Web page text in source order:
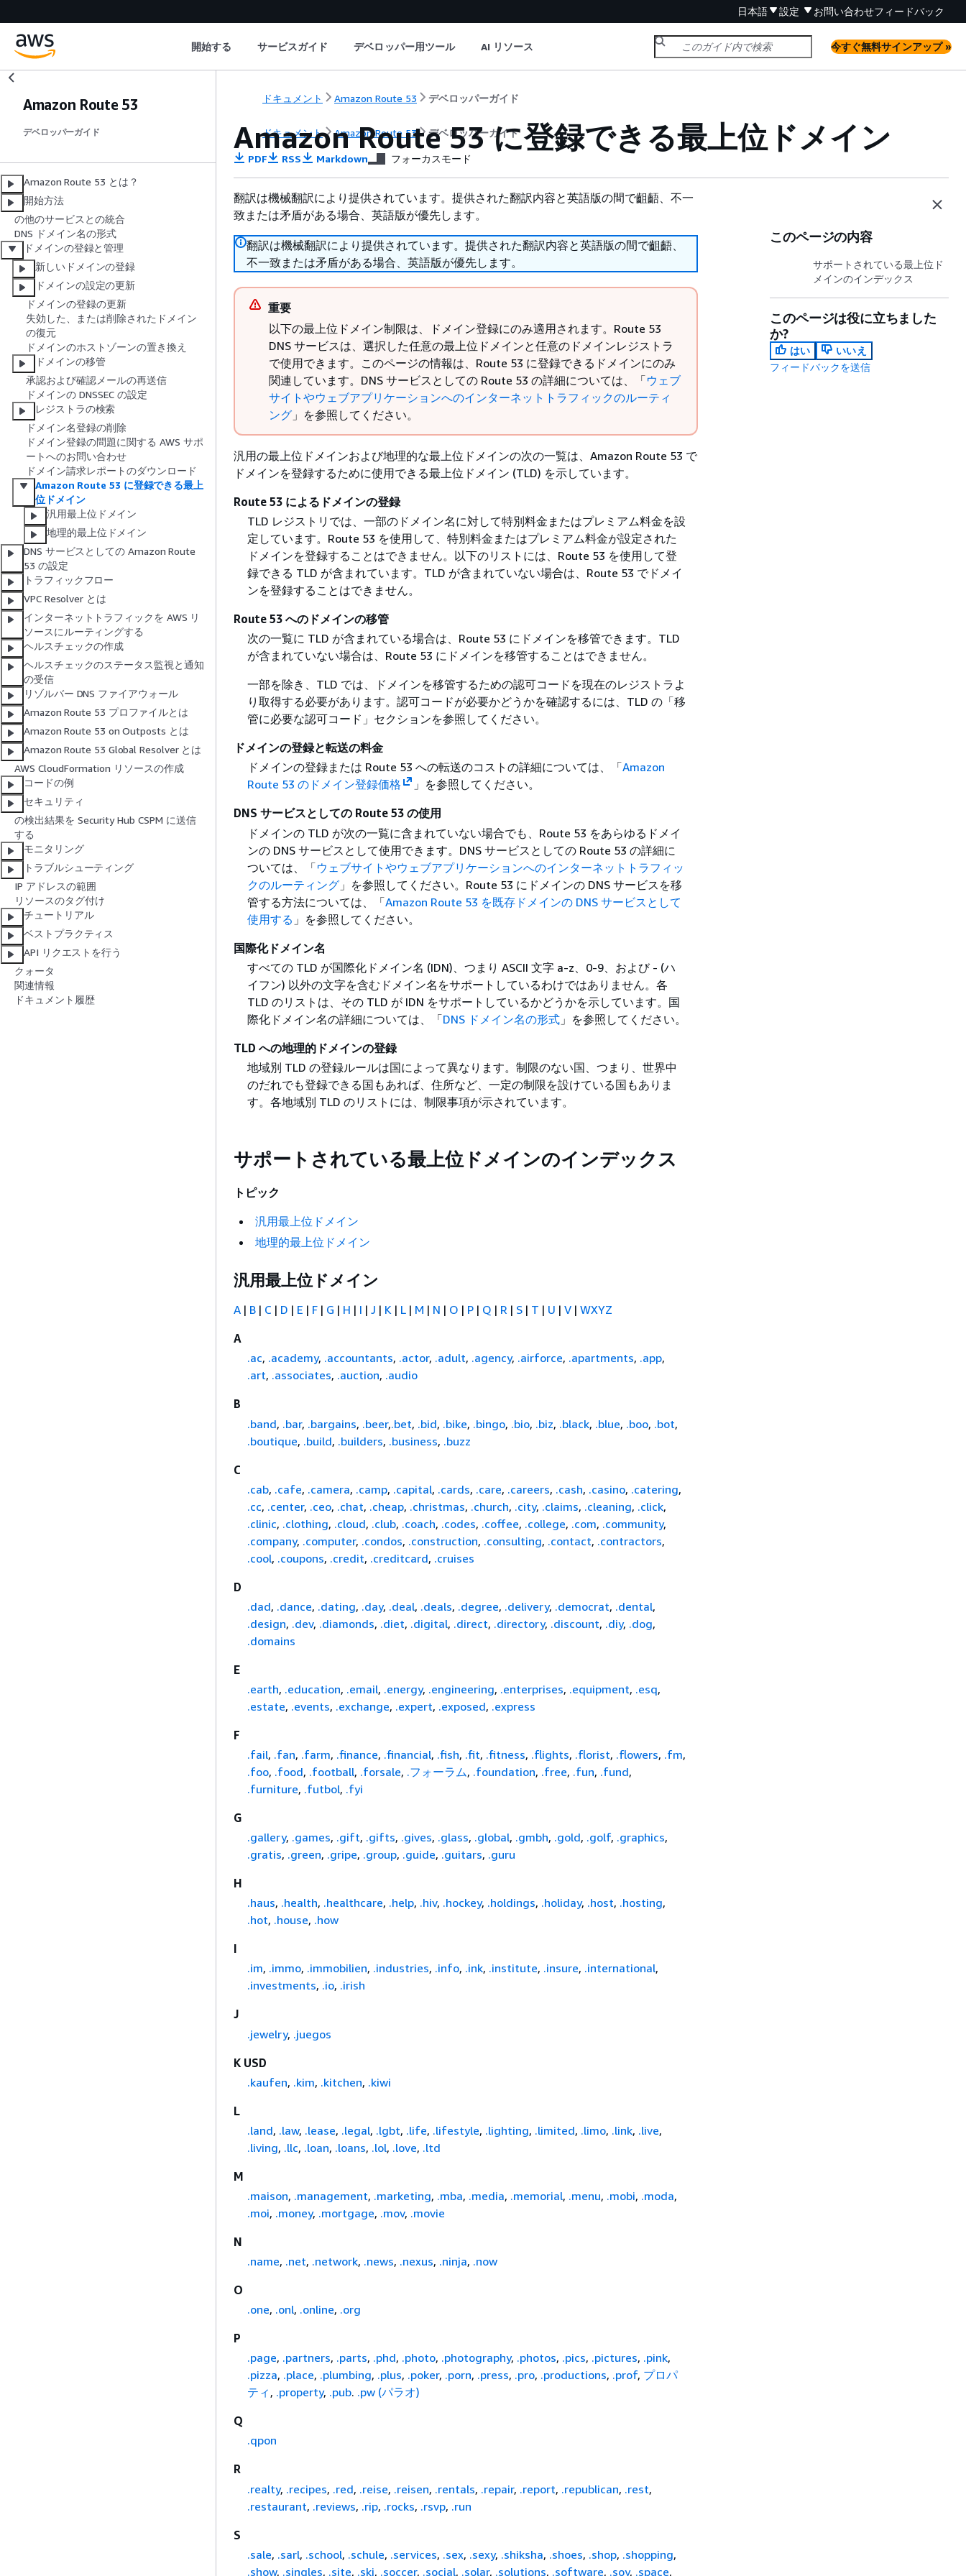
日本語 設定 お問い合わせフィードバック
開始する サービスガイド デベロッパー用ツール AI リソース 今すぐ無料サインアップ »
Amazon Route 53
デベロッパーガイド
Amazon Route 53 とは？
開始方法
の他のサービスとの統合
DNS ドメイン名の形式
ドメインの登録と管理
新しいドメインの登録
ドメインの設定の更新
ドメインの登録の更新
失効した、または削除されたドメイン
の復元
ドメインのホストゾーンの置き換え
ドメインの移管
承認および確認メールの再送信
ドメインの DNSSEC の設定
レジストラの検索
ドメイン名登録の削除
ドメイン登録の問題に関する AWS サポ
ートへのお問い合わせ
ドメイン請求レポートのダウンロード
Amazon Route 53 に登録できる最上
位ドメイン
汎用最上位ドメイン
地理的最上位ドメイン
DNS サービスとしての Amazon Route
53 の設定
トラフィックフロー
VPC Resolver とは
インターネットトラフィックを AWS リ
ソースにルーティングする
ヘルスチェックの作成
ヘルスチェックのステータス監視と通知
の受信
リゾルバー DNS ファイアウォール
Amazon Route 53 プロファイルとは
Amazon Route 53 on Outposts とは
Amazon Route 53 Global Resolver とは
AWS CloudFormation リソースの作成
コードの例
セキュリティ
の検出結果を Security Hub CSPM に送信
する
モニタリング
トラブルシューティング
IP アドレスの範囲
リソースのタグ付け
チュートリアル
ベストプラクティス
API リクエストを行う
クォータ
関連情報
ドキュメント履歴
ドキュメント Amazon Route 53 デベロッパーガイド
ドキュメント Amazon Route 53 デベロッパーガイド
Amazon Route 53 に登録できる最上位ドメイン
PDF RSS Markdown フォーカスモード
翻訳は機械翻訳により提供されています。提供された翻訳内容と英語版の間で齟齬、不一
致または矛盾がある場合、英語版が優先します。
翻訳は機械翻訳により提供されています。提供された翻訳内容と英語版の間で齟齬、
不一致または矛盾がある場合、英語版が優先します。
重要
以下の最上位ドメイン制限は、ドメイン登録にのみ適用されます。Route 53
DNS サービスは、選択した任意の最上位ドメインと任意のドメインレジストラ
で使用できます。このページの情報は、Route 53 に登録できるドメインにのみ
関連しています。DNS サービスとしての Route 53 の詳細については、「ウェブ
サイトやウェブアプリケーションへのインターネットトラフィックのルーティ
ング 」を参照してください。
汎用の最上位ドメインおよび地理的な最上位ドメインの次の一覧は、Amazon Route 53 で
ドメインを登録するために使用できる最上位ドメイン (TLD) を示しています。
Route 53 によるドメインの登録
TLD レジストリでは、一部のドメイン名に対して特別料金またはプレミアム料金を設
定しています。Route 53 を使用して、特別料金またはプレミアム料金が設定された
ドメインを登録することはできません。以下のリストには、Route 53 を使用して登
録できる TLD が含まれています。TLD が含まれていない場合は、Route 53 でドメイ
ンを登録することはできません。
Route 53 へのドメインの移管
次の一覧に TLD が含まれている場合は、Route 53 にドメインを移管できます。TLD
が含まれていない場合は、Route 53 にドメインを移管することはできません。
一部を除き、TLD では、ドメインを移管するための認可コードを現在のレジストラよ
り取得する必要があります。認可コードが必要かどうかを確認するには、TLD の「移
管に必要な認可コード」セクションを参照してください。
ドメインの登録と転送の料金
ドメインの登録または Route 53 への転送のコストの詳細については、「Amazon
Route 53 のドメイン登録価格
」を参照してください。
DNS サービスとしての Route 53 の使用
ドメインの TLD が次の一覧に含まれていない場合でも、Route 53 をあらゆるドメイ
ンの DNS サービスとして使用できます。DNS サービスとしての Route 53 の詳細に
ついては、「ウェブサイトやウェブアプリケーションへのインターネットトラフィッ
クのルーティング」を参照してください。Route 53 にドメインの DNS サービスを移
管する方法については、「Amazon Route 53 を既存ドメインの DNS サービスとして
使用する 」を参照してください。
国際化ドメイン名
すべての TLD が国際化ドメイン名 (IDN)、つまり ASCII 文字 a-z、0-9、および - (ハ
イフン) 以外の文字を含むドメイン名をサポートしているわけではありません。各
TLD のリストは、その TLD が IDN をサポートしているかどうかを示しています。国
際化ドメイン名の詳細については、「DNS ドメイン名の形式」を参照してください。
TLD への地理的ドメインの登録
地域別 TLD の登録ルールは国によって異なります。制限のない国、つまり、世界中
のだれでも登録できる国もあれば、住所など、一定の制限を設けている国もありま
す。各地域別 TLD のリストには、制限事項が示されています。
サポートされている最上位ドメインのインデックス
トピック
汎用最上位ドメイン
地理的最上位ドメイン
汎用最上位ドメイン
A | B | C | D | E | F | G | H | I | J | K | L | M | N | O | P | Q | R | S | T | U | V | WXYZ
A
.ac, .academy, .accountants, .actor, .adult, .agency, .airforce, .apartments, .app,
.art, .associates, .auction, .audio
B
.band, .bar, .bargains, .beer,.bet, .bid, .bike, .bingo, .bio, .biz, .black, .blue, .boo, .bot,
.boutique, .build, .builders, .business, .buzz
C
.cab, .cafe, .camera, .camp, .capital, .cards, .care, .careers, .cash, .casino, .catering,
.cc, .center, .ceo, .chat, .cheap, .christmas, .church, .city, .claims, .cleaning, .click,
.clinic, .clothing, .cloud, .club, .coach, .codes, .coffee, .college, .com, .community,
.company, .computer, .condos, .construction, .consulting, .contact, .contractors,
.cool, .coupons, .credit, .creditcard, .cruises
D
.dad, .dance, .dating, .day, .deal, .deals, .degree, .delivery, .democrat, .dental,
.design, .dev, .diamonds, .diet, .digital, .direct, .directory, .discount, .diy, .dog,
.domains
E
.earth, .education, .email, .energy, .engineering, .enterprises, .equipment, .esq,
.estate, .events, .exchange, .expert, .exposed, .express
F
.fail, .fan, .farm, .finance, .financial, .fish, .fit, .fitness, .flights, .florist, .flowers, .fm,
.foo, .food, .football, .forsale, .フォーラム, .foundation, .free, .fun, .fund,
.furniture, .futbol, .fyi
G
.gallery, .games, .gift, .gifts, .gives, .glass, .global, .gmbh, .gold, .golf, .graphics,
.gratis, .green, .gripe, .group, .guide, .guitars, .guru
H
.haus, .health, .healthcare, .help, .hiv, .hockey, .holdings, .holiday, .host, .hosting,
.hot, .house, .how
I
.im, .immo, .immobilien, .industries, .info, .ink, .institute, .insure, .international,
.investments, .io, .irish
J
.jewelry, .juegos
K USD
.kaufen, .kim, .kitchen, .kiwi
L
.land, .law, .lease, .legal, .lgbt, .life, .lifestyle, .lighting, .limited, .limo, .link, .live,
.living, .llc, .loan, .loans, .lol, .love, .ltd
M
.maison, .management, .marketing, .mba, .media, .memorial, .menu, .mobi, .moda,
.moi, .money, .mortgage, .mov, .movie
N
.name, .net, .network, .news, .nexus, .ninja, .now
O
.one, .onl, .online, .org
P
.page, .partners, .parts, .phd, .photo, .photography, .photos, .pics, .pictures, .pink,
.pizza, .place, .plumbing, .plus, .poker, .porn, .press, .pro, .productions, .prof, プロパ
ティ , .property, .pub. .pw (パラオ)
Q
.qpon
R
.realty, .recipes, .red, .reise, .reisen, .rentals, .repair, .report, .republican, .rest,
.restaurant, .reviews, .rip, .rocks, .rsvp, .run
S
.sale, .sarl, .school, .schule, .services, .sex, .sexy, .shiksha, .shoes, .shop, .shopping,
.show, .singles, .site, .ski, .soccer, .social, .solar, .solutions, .software, .soy, .space,
このページの内容
サポートされている最上位ド
メインのインデックス
このページは役に立ちました
か?
はい
いいえ
フィードバックを送信